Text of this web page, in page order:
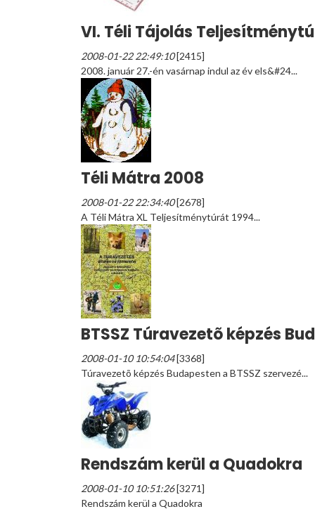
VI. Téli Tájolás
2008-01-22 22:49:10[2415]
2008. január 27.-én vasárnap indul az év els&#24...
Téli Mátra 2008
2008-01-22 22:34:40[2678]
A Téli Mátra XL Teljesítménytúrát 1994...
BTSSZ Túravezetõ képzés
2008-01-10 10:54:04[3368]
Túravezetõ képzés Budapesten a BTSSZ szervezé...
Rendszám kerül a Quadokra
2008-01-10 10:51:26[3271]
Rendszám kerül a Quadokra